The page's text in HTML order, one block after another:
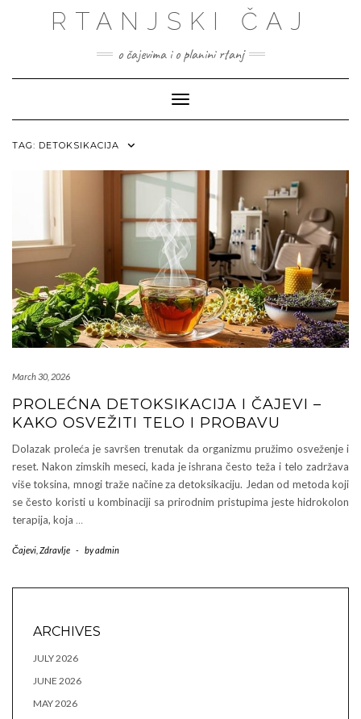
RTANJSKI ČAJ
o čajevima i o planini rtanj
Toggle Navigation
TAG: DETOKSIKACIJA
March 30, 2026
PROLEĆNA DETOKSIKACIJA I ČAJEVI –
KAKO OSVEŽITI TELO I PROBAVU
Dolazak proleća je savršen trenutak da organizmu pružimo osveženje i
reset. Nakon zimskih meseci, kada je ishrana često teža i telo zadržava
više toksina, mnogi traže načine za detoksikaciju. Jedan od metoda koji
se često koristi u kombinaciji sa prirodnim pristupima jeste hidrokolon
terapija, koja …
Čajevi Zdravlje - byadmin
ARCHIVES
JULY 2026
JUNE 2026
MAY 2026